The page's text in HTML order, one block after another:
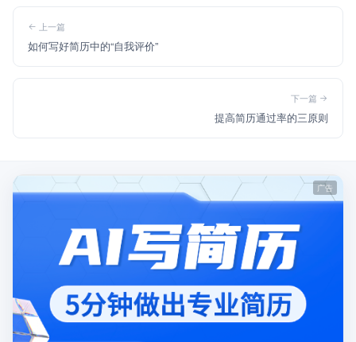
上一篇
如何写好简历中的“自我评价”
下一篇
提高简历通过率的三原则